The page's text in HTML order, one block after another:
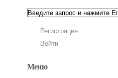
Регистрация
Войти
Меню